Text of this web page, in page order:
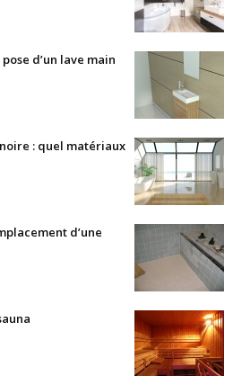
d’un lave main
: quel matériaux
d’une